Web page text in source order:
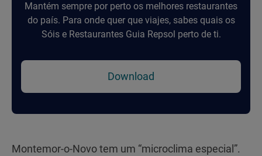
Mantém sempre por perto os melhores restaurantes
do país. Para onde quer que viajes, sabes quais os
Sóis e Restaurantes Guia Repsol perto de ti.
Download
Montemor-o-Novo tem um “microclima especial”.